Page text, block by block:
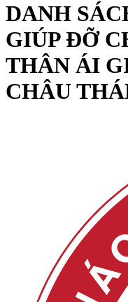
DANH
GIÚP ĐỠ
THÂN ÁI
CHÂU